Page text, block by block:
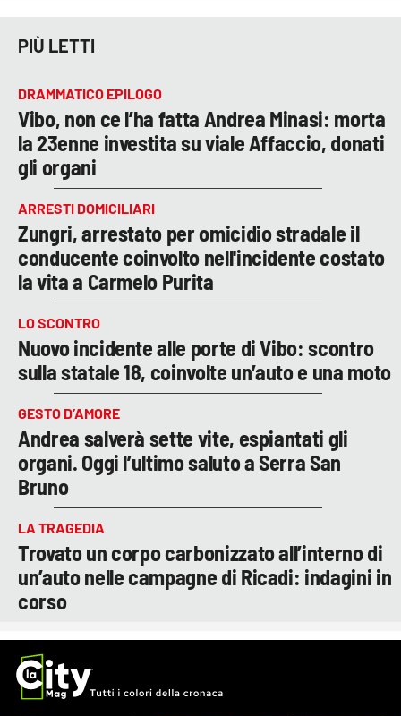
PIÙ LETTI
DRAMMATICO EPILOGO
Vibo, non ce l’ha fatta Andrea Minasi: morta
la 23enne investita su viale Affaccio, donati
gli organi
ARRESTI DOMICILIARI
Zungri, arrestato per omicidio stradale il
conducente coinvolto nell'incidente costato
la vita a Carmelo Purita
LO SCONTRO
Nuovo incidente alle porte di Vibo: scontro
sulla statale 18, coinvolte un’auto e una moto
GESTO D’AMORE
Andrea salverà sette vite, espiantati gli
organi. Oggi l’ultimo saluto a Serra San
Bruno
LA TRAGEDIA
Trovato un corpo carbonizzato all’interno di
un’auto nelle campagne di Ricadi: indagini in
corso